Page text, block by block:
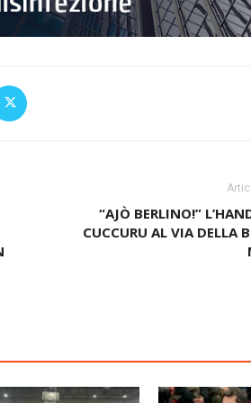
“AJÒ BERLINO!”
CUCCURU AL VIA DELLA